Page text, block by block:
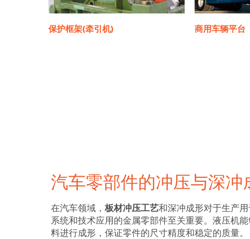
保护框架(牵引机) 商用车辆平台
汽车零部件的冲压与深
在汽车领域， 板材冲压工艺和深冲成形对于生产
系统和技术应用的金属零部件至关重要。液压机
料进行成形，保证零件的尺寸精度和稳定的质量。